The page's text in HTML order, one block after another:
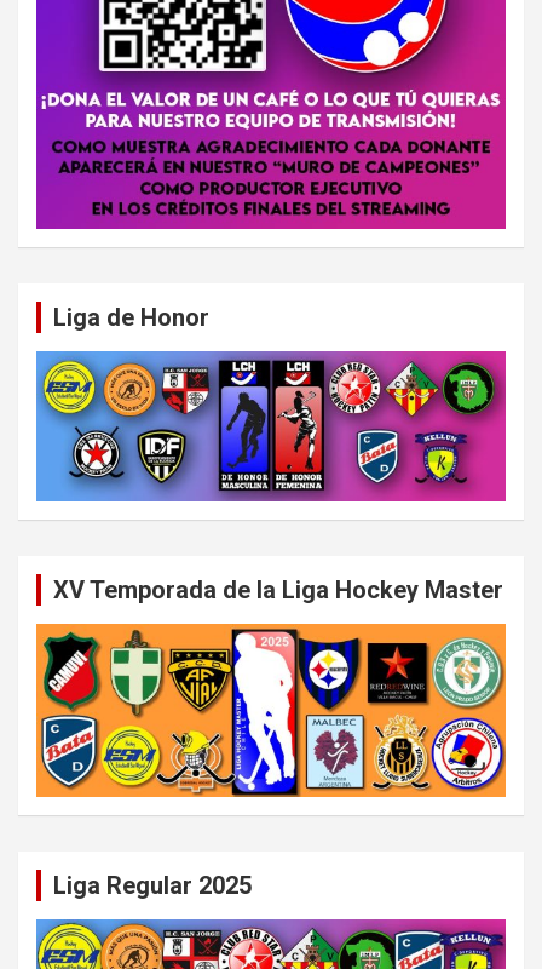
Liga de Honor
XV Temporada de la Liga Hockey Master
Liga Regular 2025